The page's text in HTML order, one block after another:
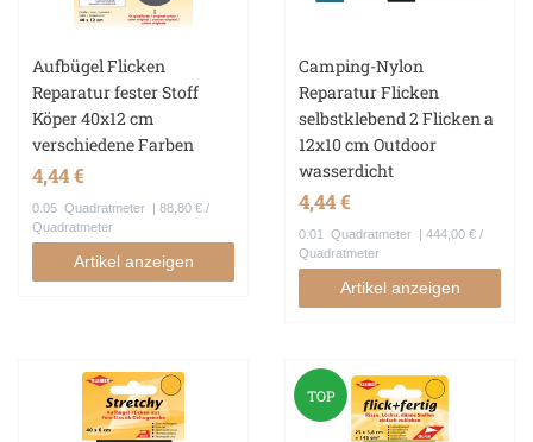
Aufbügel Flicken
Reparatur fester Stoff
Köper 40x12 cm
verschiedene Farben
4,44 €
0.05 Quadratmeter
| 88,80 € /
Quadratmeter
Artikel anzeigen
Camping-Nylon
Reparatur Flicken
selbstklebend 2 Flicken a
12x10 cm Outdoor
wasserdicht
4,44 €
0.01 Quadratmeter
| 444,00 € /
Quadratmeter
Artikel anzeigen
TOP